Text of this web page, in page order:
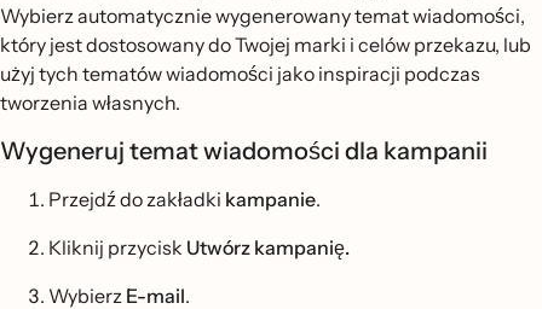
Wybierz automatycznie wygenerowany temat wiadomości,
który jest dostosowany do Twojej marki i celów przekazu, lub
użyj tych tematów wiadomości jako inspiracji podczas
tworzenia własnych.
Wygeneruj temat wiadomości dla kampanii
Przejdź do zakładki kampanie.
Kliknij przycisk Utwórz kampanię.
Wybierz E-mail.